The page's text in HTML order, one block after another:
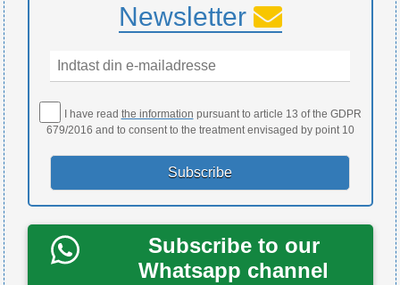
Newsletter
I have read the information pursuant to article 13 of the GDPR
679/2016 and to consent to the treatment envisaged by point 10
Subscribe to our
Whatsapp channel